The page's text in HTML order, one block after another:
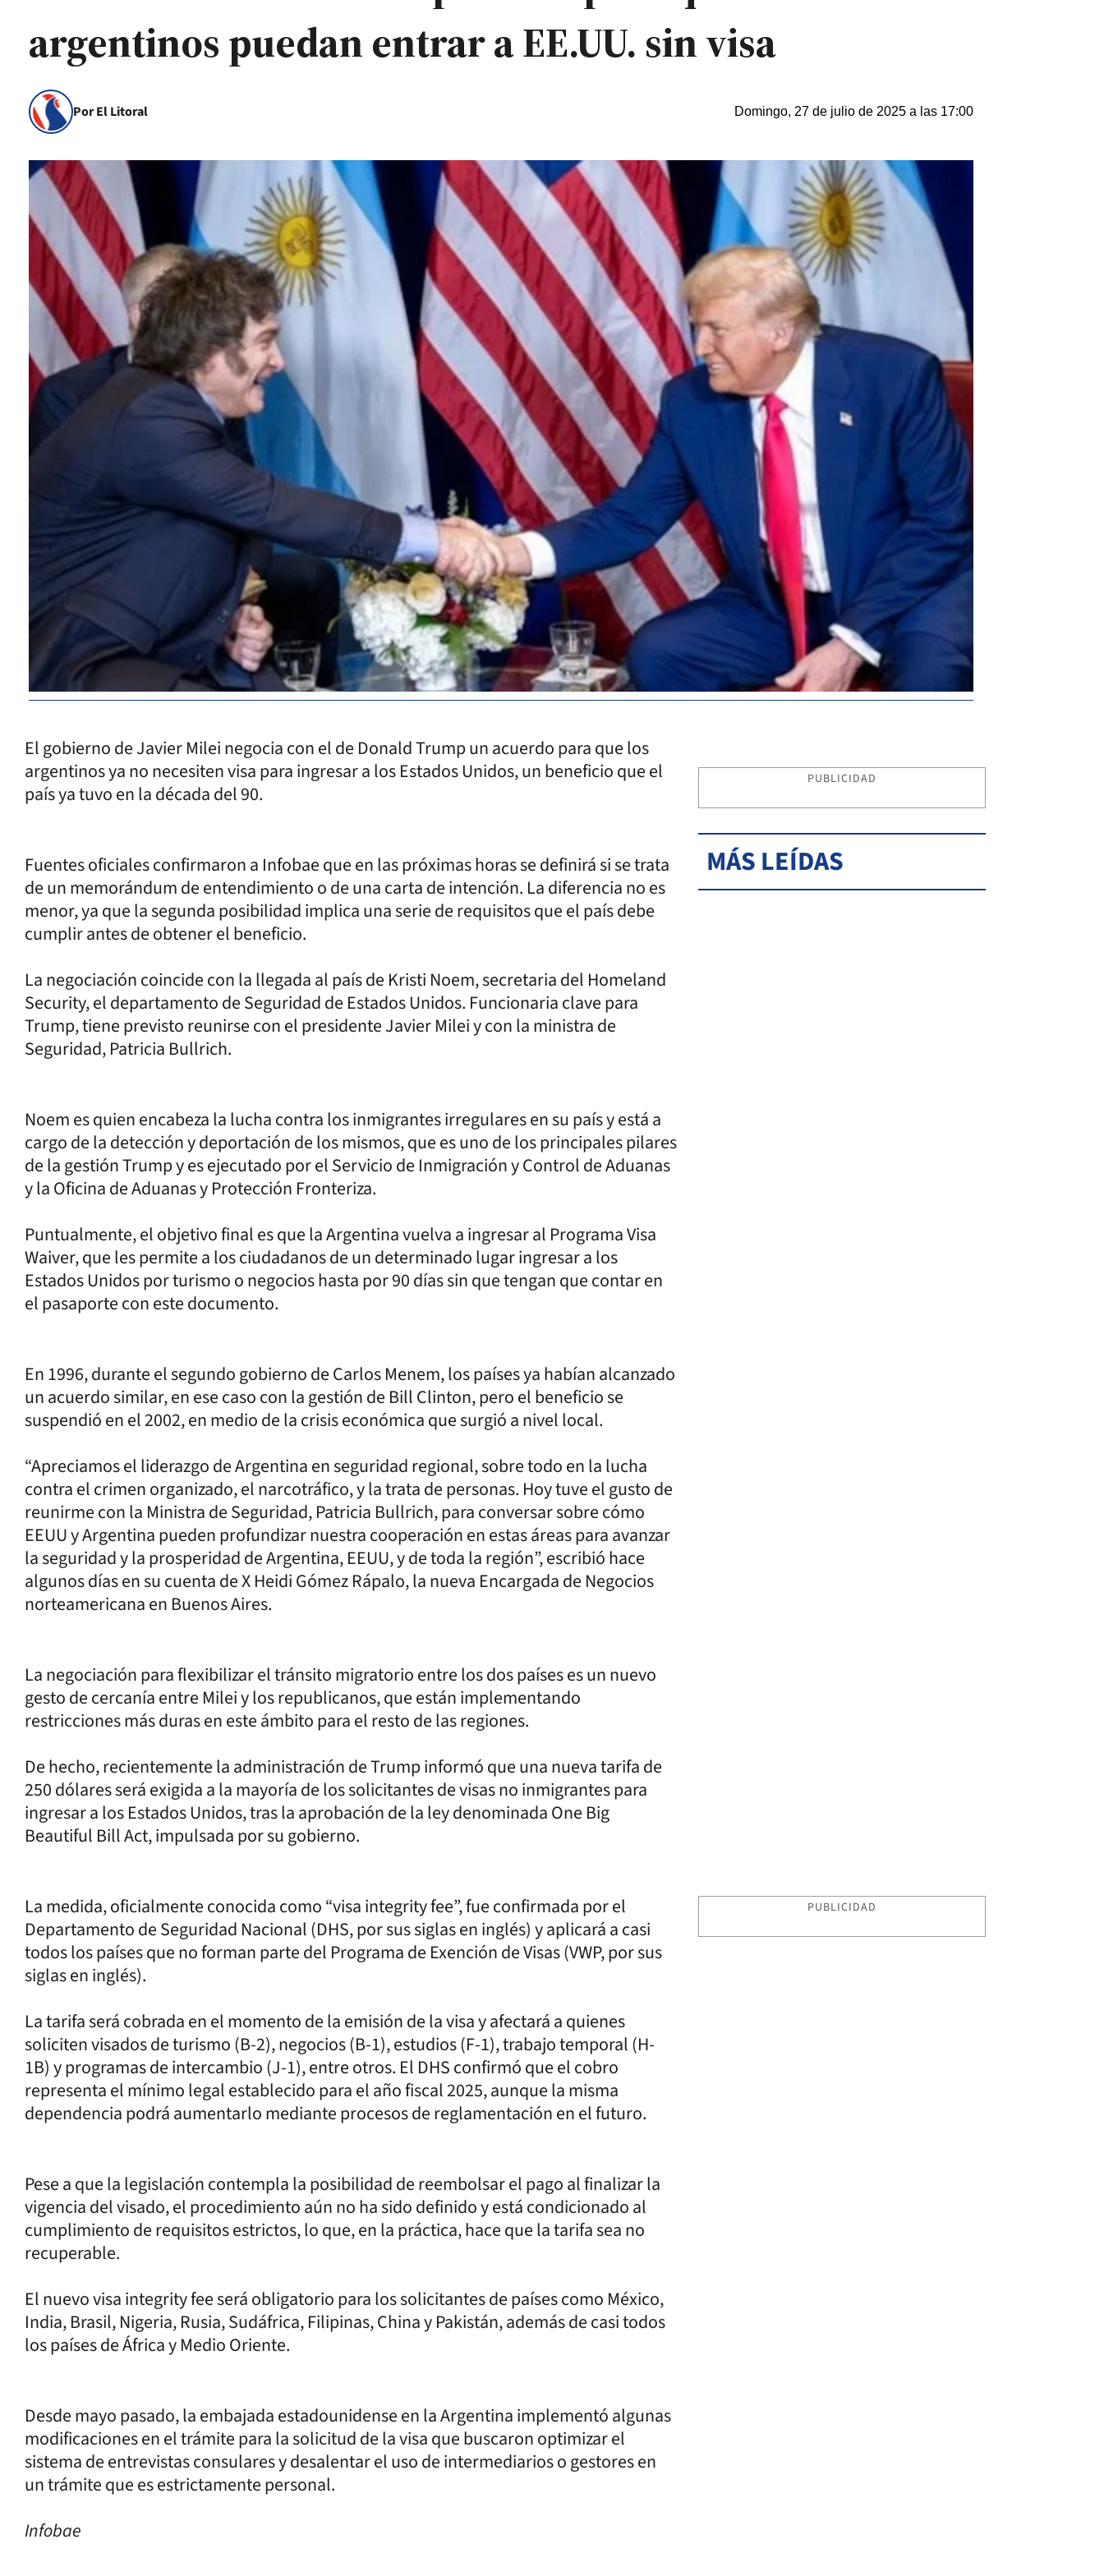
argentinos puedan entrar a EE.UU. sin visa
Por El Litoral Domingo, 27 de julio de 2025 a las 17:00
El gobierno de Javier Milei negocia con el de Donald Trump un acuerdo para que los
argentinos ya no necesiten visa para ingresar a los Estados Unidos, un beneficio que el
país ya tuvo en la década del 90.
Fuentes oficiales confirmaron a Infobae que en las próximas horas se definirá si se trata
de un memorándum de entendimiento o de una carta de intención. La diferencia no es
menor, ya que la segunda posibilidad implica una serie de requisitos que el país debe
cumplir antes de obtener el beneficio.
La negociación coincide con la llegada al país de Kristi Noem, secretaria del Homeland
Security, el departamento de Seguridad de Estados Unidos. Funcionaria clave para
Trump, tiene previsto reunirse con el presidente Javier Milei y con la ministra de
Seguridad, Patricia Bullrich.
Noem es quien encabeza la lucha contra los inmigrantes irregulares en su país y está a
cargo de la detección y deportación de los mismos, que es uno de los principales pilares
de la gestión Trump y es ejecutado por el Servicio de Inmigración y Control de Aduanas
y la Oficina de Aduanas y Protección Fronteriza.
Puntualmente, el objetivo final es que la Argentina vuelva a ingresar al Programa Visa
Waiver, que les permite a los ciudadanos de un determinado lugar ingresar a los
Estados Unidos por turismo o negocios hasta por 90 días sin que tengan que contar en
el pasaporte con este documento.
En 1996, durante el segundo gobierno de Carlos Menem, los países ya habían alcanzado
un acuerdo similar, en ese caso con la gestión de Bill Clinton, pero el beneficio se
suspendió en el 2002, en medio de la crisis económica que surgió a nivel local.
“Apreciamos el liderazgo de Argentina en seguridad regional, sobre todo en la lucha
contra el crimen organizado, el narcotráfico, y la trata de personas. Hoy tuve el gusto de
reunirme con la Ministra de Seguridad, Patricia Bullrich, para conversar sobre cómo
EEUU y Argentina pueden profundizar nuestra cooperación en estas áreas para avanzar
la seguridad y la prosperidad de Argentina, EEUU, y de toda la región”, escribió hace
algunos días en su cuenta de X Heidi Gómez Rápalo, la nueva Encargada de Negocios
norteamericana en Buenos Aires.
La negociación para flexibilizar el tránsito migratorio entre los dos países es un nuevo
gesto de cercanía entre Milei y los republicanos, que están implementando
restricciones más duras en este ámbito para el resto de las regiones.
De hecho, recientemente la administración de Trump informó que una nueva tarifa de
250 dólares será exigida a la mayoría de los solicitantes de visas no inmigrantes para
ingresar a los Estados Unidos, tras la aprobación de la ley denominada One Big
Beautiful Bill Act, impulsada por su gobierno.
La medida, oficialmente conocida como “visa integrity fee”, fue confirmada por el
Departamento de Seguridad Nacional (DHS, por sus siglas en inglés) y aplicará a casi
todos los países que no forman parte del Programa de Exención de Visas (VWP, por sus
siglas en inglés).
La tarifa será cobrada en el momento de la emisión de la visa y afectará a quienes
soliciten visados de turismo (B-2), negocios (B-1), estudios (F-1), trabajo temporal (H-
1B) y programas de intercambio (J-1), entre otros. El DHS confirmó que el cobro
representa el mínimo legal establecido para el año fiscal 2025, aunque la misma
dependencia podrá aumentarlo mediante procesos de reglamentación en el futuro.
Pese a que la legislación contempla la posibilidad de reembolsar el pago al finalizar la
vigencia del visado, el procedimiento aún no ha sido definido y está condicionado al
cumplimiento de requisitos estrictos, lo que, en la práctica, hace que la tarifa sea no
recuperable.
El nuevo visa integrity fee será obligatorio para los solicitantes de países como México,
India, Brasil, Nigeria, Rusia, Sudáfrica, Filipinas, China y Pakistán, además de casi todos
los países de África y Medio Oriente.
Desde mayo pasado, la embajada estadounidense en la Argentina implementó algunas
modificaciones en el trámite para la solicitud de la visa que buscaron optimizar el
sistema de entrevistas consulares y desalentar el uso de intermediarios o gestores en
un trámite que es estrictamente personal.
Infobae
PUBLICIDAD
MÁS LEÍDAS
PUBLICIDAD